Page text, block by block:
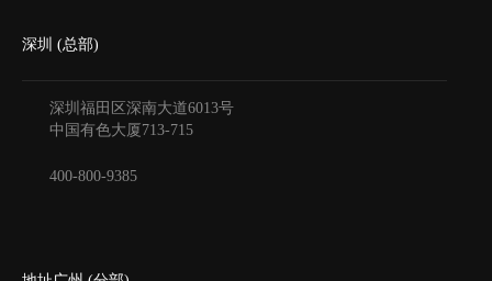
深圳 (总部)
深圳福田区深南大道6013号
中国有色大厦713-715
400-800-9385